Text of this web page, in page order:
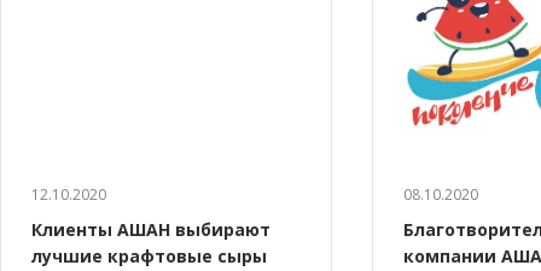
12.10.2020
Клиенты АШАН выбирают
лучшие крафтовые сыры
08.10.2020
компании